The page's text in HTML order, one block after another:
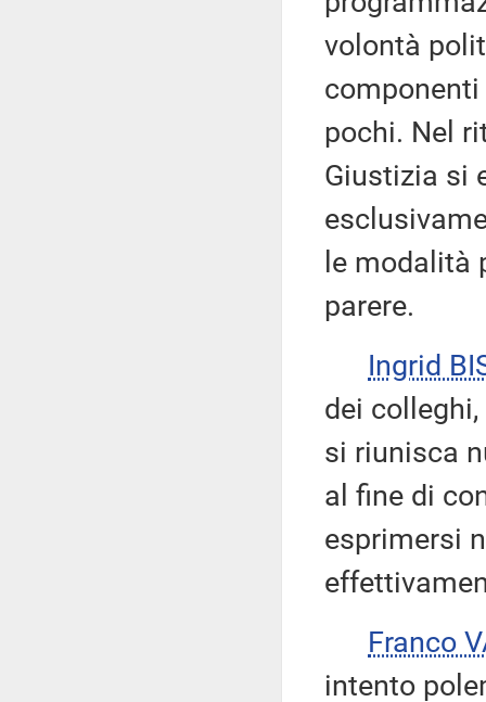
volontà
pochi. Nel
Giustizia si
le modalità
parere.
Ingrid
dei
si riunisca
al fine di
esprimersi
Franco
intento